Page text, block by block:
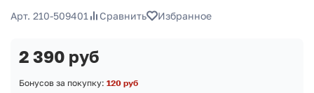
Арт. 210-509401 Сравнить Избранное
2 390 руб
Бонусов за покупку: 120 руб